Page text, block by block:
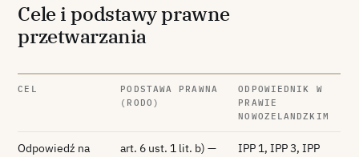
Cele i podstawy prawne
przetwarzania
CEL
PODSTAWA PRAWNA
(RODO)
ODPOWIEDNIK W
PRAWIE
NOWOZELANDZKIM
Odpowiedź na
art. 6 ust. 1 lit. b) —
IPP 1, IPP 3, IPP